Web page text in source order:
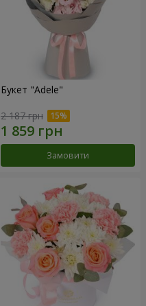
Букет "Adele"
2 187 грн
Замовити